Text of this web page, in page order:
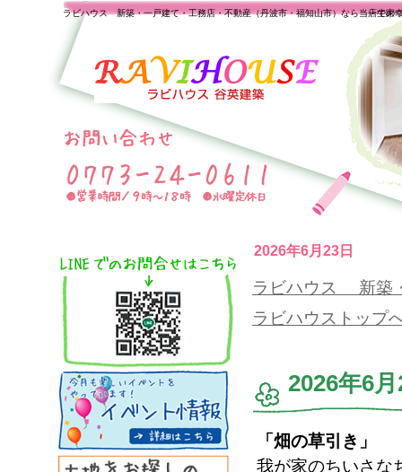
2026年6月23日
一生の
ラビハウス 新築・一戸建て・工務店・不動産（丹波市・福知山市）なら当店で家
ラビハウス 新築
ラビハウストップ
2026年6
「畑の草引き」
我が家のちいさな